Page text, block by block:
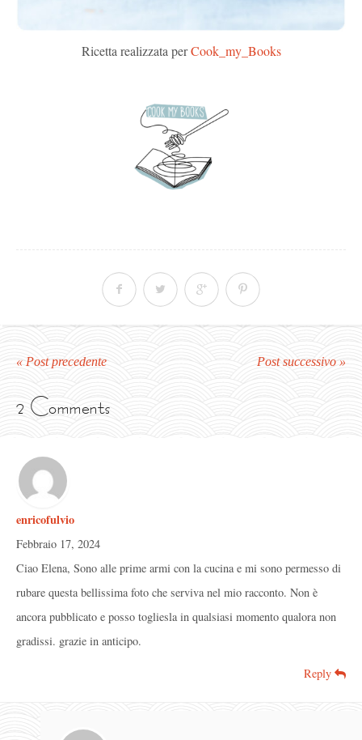
Ricetta realizzata perCook_my_Books
« Post precedente Post successivo »
2 Comments
enricofulvio
Febbraio 17, 2024
Ciao Elena, Sono alle prime armi con la cucina e mi sono permesso di
rubare questa bellissima foto che serviva nel mio racconto. Non è
ancora pubblicato e posso togliesla in qualsiasi momento qualora non
gradissi. grazie in anticipo.
Reply